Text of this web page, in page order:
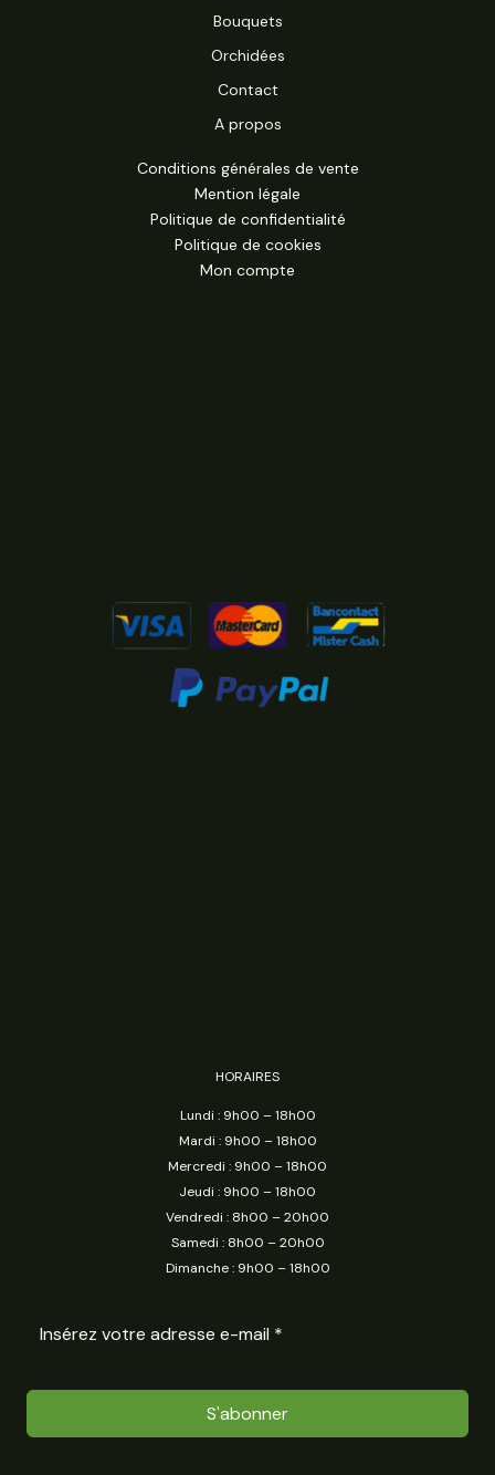
Bouquets
Orchidées
Contact
A propos
Conditions générales de vente
Mention légale
Politique de confidentialité
Politique de cookies
Mon compte
HORAIRES
Lundi : 9h00 – 18h00
Mardi : 9h00 – 18h00
Mercredi : 9h00 – 18h00
Jeudi : 9h00 – 18h00
Vendredi : 8h00 – 20h00
Samedi : 8h00 – 20h00
Dimanche : 9h00 – 18h00
S'abonner